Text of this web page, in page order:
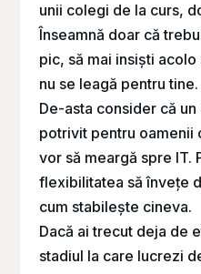
unii colegi de la curs,
Înseamnă doar că
pic, să mai insiști
nu se leagă pentru tine.
De-asta consider că
potrivit pentru oamenii
vor să meargă spre IT.
flexibilitatea să învețe
cum stabilește cineva.
Dacă ai trecut deja de
stadiul la care lucrezi